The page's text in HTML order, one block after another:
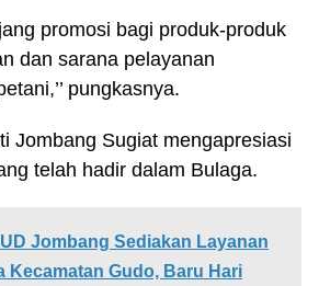
promosi bagi produk-produk
dan sarana pelayanan
pungkasnya.
Jombang Sugiat mengapresiasi
telah hadir dalam Bulaga.
Jombang Sediakan Layanan
Kecamatan Gudo, Baru Hari